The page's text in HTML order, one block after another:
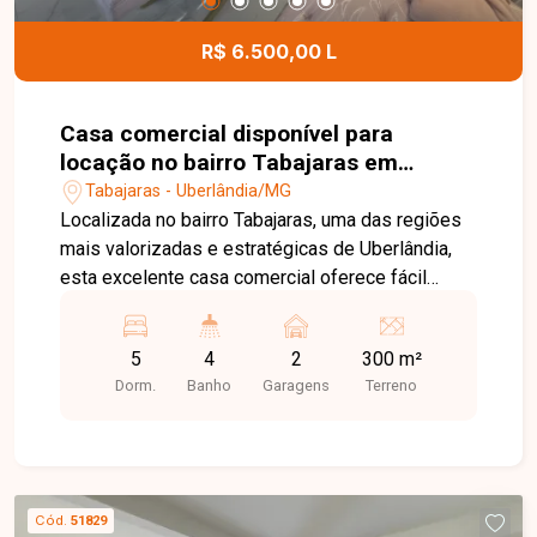
R$ 6.500,00 L
Casa comercial disponível para
locação no bairro Tabajaras em
Uberlândia-MG
Tabajaras - Uberlândia/MG
Localizada no bairro Tabajaras, uma das regiões
mais valorizadas e estratégicas de Uberlândia,
esta excelente casa comercial oferece fácil
urbanas. Cercada por uma infraestrutura completa
de comércios, serviços e conveniências, é uma
ótima opção para empresas, clínicas, escritórios
e totalmente climatizados. Dispõe de sala em
5
Dorm.
4
Banho
2
Garagens
300 m²
Terreno
Cód. 51829